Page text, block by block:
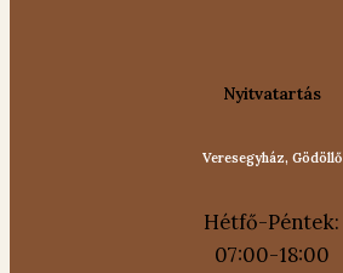
Nyitvatartás
Veresegyház, Gödöllő
Hétfő-Péntek:
07:00-18:00